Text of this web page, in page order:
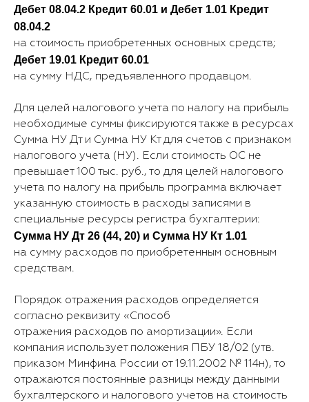
Дебет 08.04.2 Кредит 60.01 и Дебет 1.01 Кредит
08.04.2
на стоимость приобретенных основных средств;
Дебет 19.01 Кредит 60.01
на сумму НДС, предъявленного продавцом.
Для целей налогового учета по налогу на прибыль
необходимые суммы фиксируются также в ресурсах
Сумма НУ Дт и Сумма НУ Кт для счетов с признаком
налогового учета (НУ). Если стоимость ОС не
превышает 100 тыс. руб., то для целей налогового
учета по налогу на прибыль программа включает
указанную стоимость в расходы записями в
специальные ресурсы регистра бухгалтерии:
Сумма НУ Дт 26 (44, 20) и Сумма НУ Кт 1.01
на сумму расходов по приобретенным основным
средствам.
Порядок отражения расходов определяется
согласно реквизиту «Способ
отражения расходов по амортизации». Если
компания использует положения ПБУ 18/02 (утв.
приказом Минфина России от 19.11.2002 № 114н), то
отражаются постоянные разницы между данными
бухгалтерского и налогового учетов на стоимость